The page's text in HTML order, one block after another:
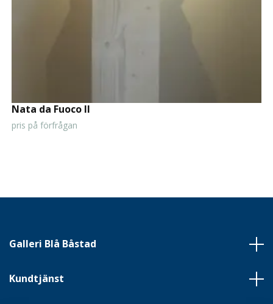
Nata da Fuoco II
pris på förfrågan
Galleri Blå Båstad
Kundtjänst